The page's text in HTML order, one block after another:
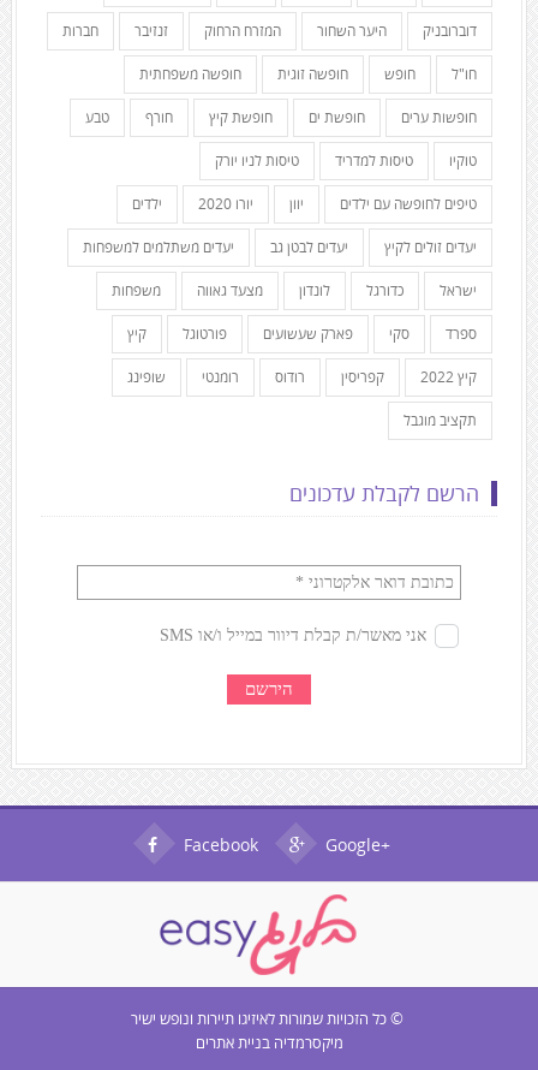
דוברובניק היער השחור המזרח הרחוק זנזיבר חברות
חו"ל חופש חופשה זוגית חופשה משפחתית
חופשות ערים חופשת ים חופשת קיץ חורף טבע
טוקיו טיסות למדריד טיסות לניו יורק
טיפים לחופשה עם ילדים יוון יורו 2020 ילדים
יעדים זולים לקיץ יעדים לבטן גב יעדים משתלמים למשפחות
ישראל כדורגל לונדון מצעד גאווה משפחות
ספרד סקי פארק שעשועים פורטוגל קיץ
קיץ 2022 קפריסין רודוס רומנטי שופינג
תקציב מוגבל
הרשם לקבלת עדכונים
Facebook Google+
© כל הזכויות שמורות לאיזיגו תיירות ונופש ישיר
מיקסרמדיה בניית אתרים